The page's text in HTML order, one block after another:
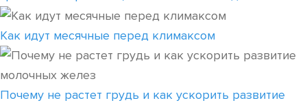
Как идут месячные перед климаксом
Почему не растет грудь и как ускорить развитие